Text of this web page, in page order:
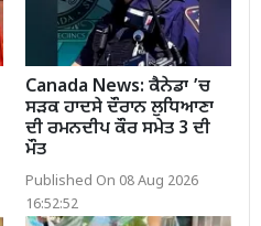
Canada News: ਕੈਨੇਡਾ ’ਚ
ਸੜਕ ਹਾਦਸੇ ਦੌਰਾਨ ਲੁਧਿਆਣਾ
ਦੀ ਰਮਨਦੀਪ ਕੌਰ ਸਮੇਤ 3 ਦੀ
ਮੌਤ
Published On 08 Aug 2026
16:52:52